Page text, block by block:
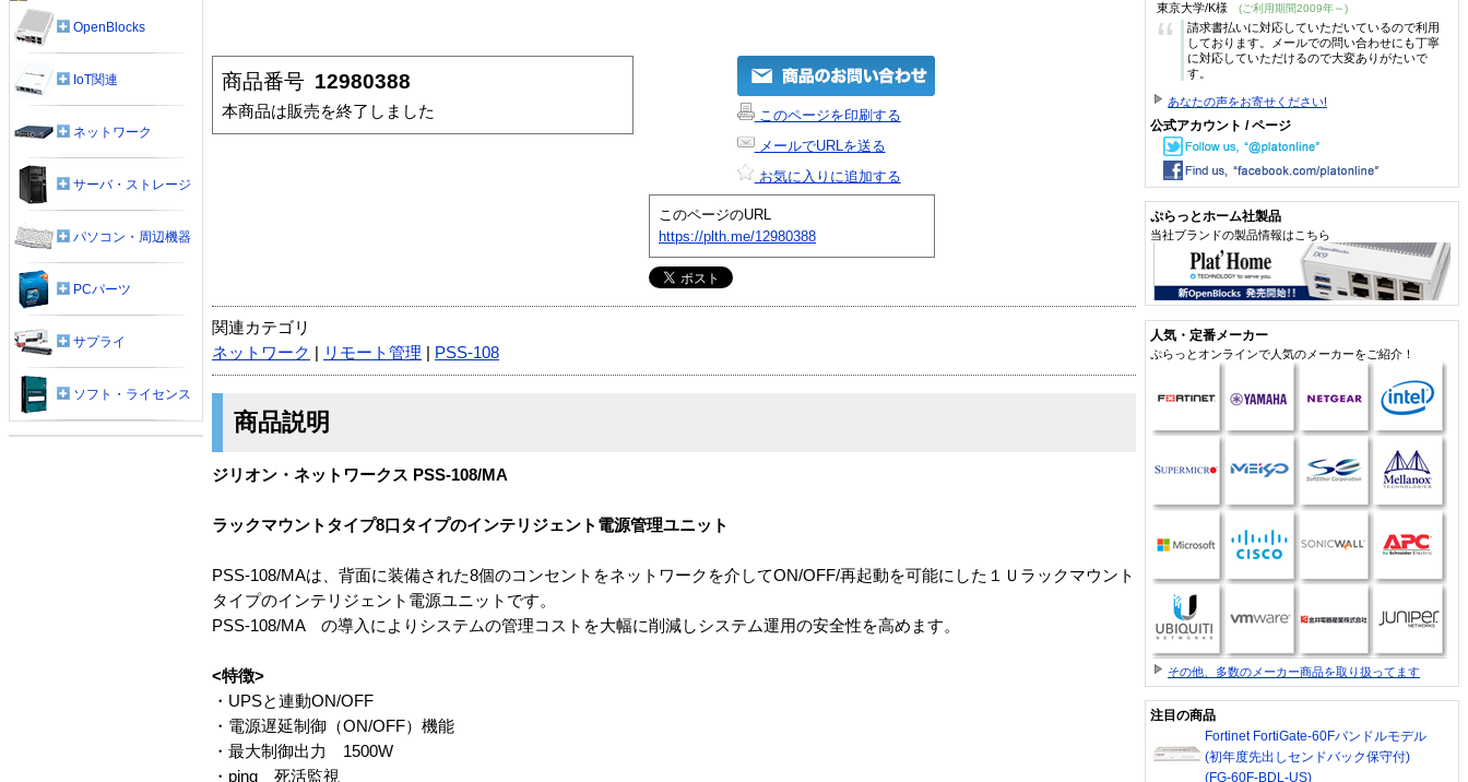
商品番号 12980388
本商品は販売を終了しました
このページを印刷する
メールでURLを送る
お気に入りに追加する
このページのURL
https://plth.me/12980388
関連カテゴリ
ネットワーク
リモート管理 PSS-108
商品説明
ジリオン・ネットワークス PSS-108/MA
ラックマウントタイプ8口タイプのインテリジェント電源管理ユニット
PSS-108/MAは、背面に装備された8個のコンセントをネットワークを介してON/OFF/再起動を可能にした１Ｕラックマウント
タイプのインテリジェント電源ユニットです。
PSS-108/MA の導入によりシステムの管理コストを大幅に削減しシステム運用の安全性を高めます。
<特徴>
・UPSと連動ON/OFF
・電源遅延制御（ON/OFF）機能
・最大制御出力 1500W
・ping 死活監視
OpenBlocks
IoT関連
ネットワーク
サーバ・ストレージ
パソコン・周辺機器
PCパーツ
サプライ
ソフト・ライセンス
東京大学/K様 (ご利用期間2009年～)
“
請求書払いに対応していただいているので利用
しております。メールでの問い合わせにも丁寧
に対応していただけるので大変ありがたいで
す。
あなたの声をお寄せください!
公式アカウント / ページ
ぷらっとホーム社製品
当社ブランドの製品情報はこちら
人気・定番メーカー
ぷらっとオンラインで人気のメーカーをご紹介！
その他、多数のメーカー商品を取り扱ってます
注目の商品
Fortinet FortiGate-60Fバンドルモデル
(初年度先出しセンドバック保守付)
(FG-60F-BDL-US)